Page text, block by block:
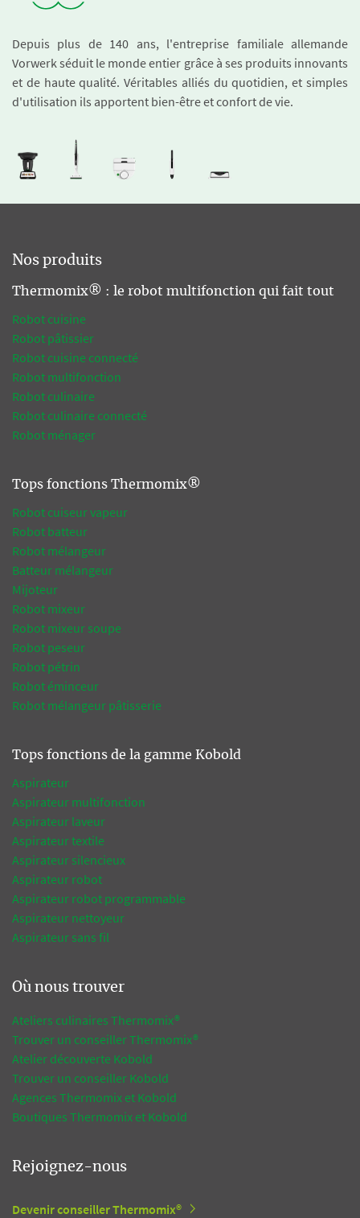
Depuis plus de 140 ans, l'entreprise familiale allemande
Vorwerk séduit le monde entier grâce à ses produits innovants
et de haute qualité. Véritables alliés du quotidien, et simples
d'utilisation ils apportent bien-être et confort de vie.
Nos produits
Thermomix® : le robot multifonction qui fait tout
Robot cuisine
Robot pâtissier
Robot cuisine connecté
Robot multifonction
Robot culinaire
Robot culinaire connecté
Robot ménager
Tops fonctions Thermomix®
Robot cuiseur vapeur
Robot batteur
Robot mélangeur
Batteur mélangeur
Mijoteur
Robot mixeur
Robot mixeur soupe
Robot peseur
Robot pétrin
Robot éminceur
Robot mélangeur pâtisserie
Tops fonctions de la gamme Kobold
Aspirateur
Aspirateur multifonction
Aspirateur laveur
Aspirateur textile
Aspirateur silencieux
Aspirateur robot
Aspirateur robot programmable
Aspirateur nettoyeur
Aspirateur sans fil
Où nous trouver
Ateliers culinaires Thermomix®
Trouver un conseiller Thermomix®
Atelier découverte Kobold
Trouver un conseiller Kobold
Agences Thermomix et Kobold
Boutiques Thermomix et Kobold
Rejoignez-nous
Devenir conseiller Thermomix®